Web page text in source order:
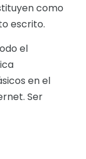
como
escrito.
el
en el
Ser